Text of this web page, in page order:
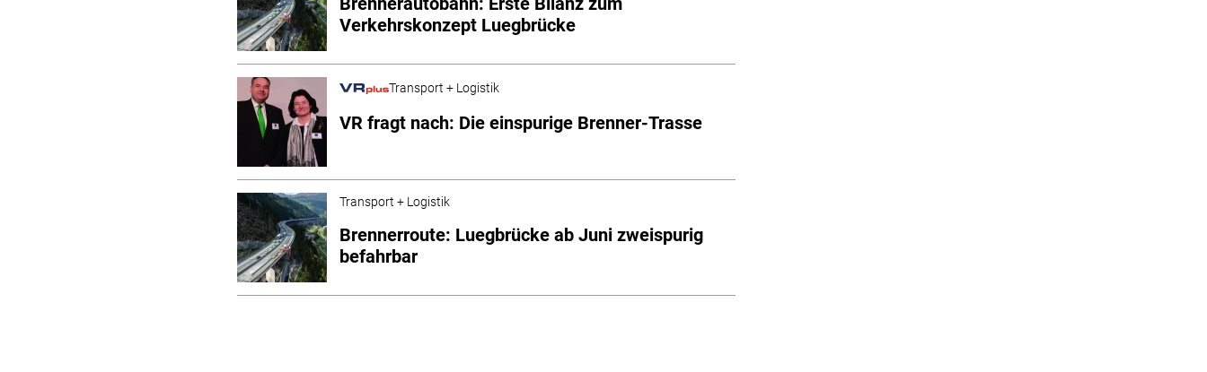
Verkehrskonzept Luegbrücke
Transport + Logistik
VR fragt nach: Die einspurige Brenner-Trasse
Transport + Logistik
Brennerroute: Luegbrücke ab Juni zweispurig
befahrbar